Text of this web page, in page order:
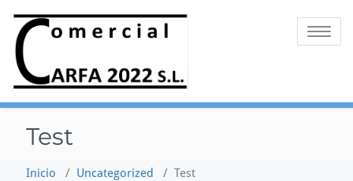
contenido
Alternar
Test
Inicio / Uncategorized / Test